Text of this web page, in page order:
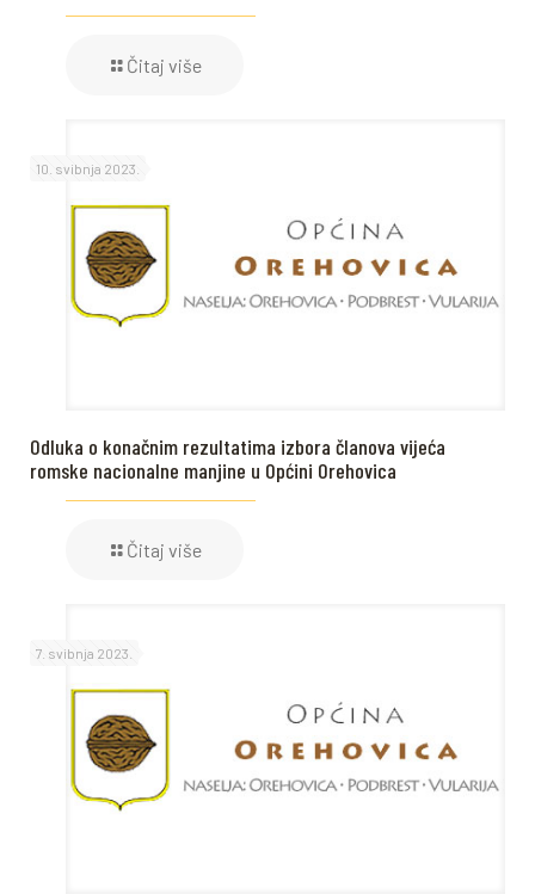
Čitaj više
10. svibnja 2023.
Odluka o konačnim rezultatima izbora članova vijeća
romske nacionalne manjine u Općini Orehovica
Čitaj više
7. svibnja 2023.